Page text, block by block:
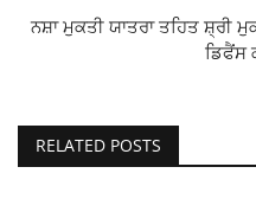
ਨਸ਼ਾ ਮੁਕਤੀ ਯਾਤਰਾ ਤਹਿਤ ਸ਼੍ਰੀ
ਡਿਫੈਂਸ
RELATED POSTS